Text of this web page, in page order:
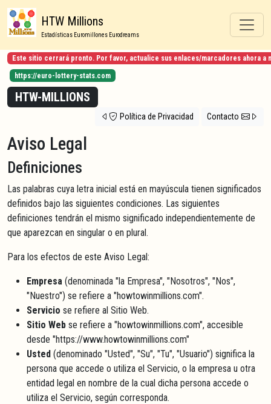
HTW Millions
Estadísticas Euromillones Eurodreams
Este sitio cerrará pronto. Por favor, actualice sus enlaces/marcadores ahora a
https://euro-lottery-stats.com
HTW-MILLIONS
Política de Privacidad Contacto
Aviso Legal
Definiciones
Las palabras cuya letra inicial está en mayúscula tienen significados
definidos bajo las siguientes condiciones. Las siguientes
definiciones tendrán el mismo significado independientemente de
que aparezcan en singular o en plural.
Para los efectos de este Aviso Legal:
Empresa (denominada "la Empresa", "Nosotros", "Nos",
"Nuestro") se refiere a "howtowinmillions.com".
Servicio se refiere al Sitio Web.
Sitio Web se refiere a "howtowinmillions.com", accesible
desde "https://www.howtowinmillions.com"
Usted (denominado "Usted", "Su", "Tu", "Usuario") significa la
persona que accede o utiliza el Servicio, o la empresa u otra
entidad legal en nombre de la cual dicha persona accede o
utiliza el Servicio, según corresponda.